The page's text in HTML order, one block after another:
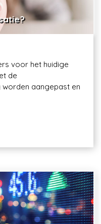
voor het huidige
de
aangepast en